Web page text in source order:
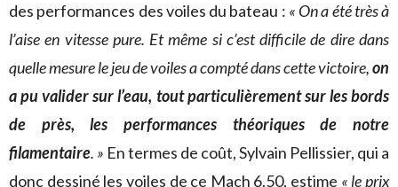
des performances des voiles du bateau : « On a été très à
l’aise en vitesse pure. Et même si c’est difficile de dire dans
quelle mesure le jeu de voiles a compté dans cette victoire,on
a pu valider sur l’eau, tout particulièrement sur les bords
de près, les performances théoriques de notre
filamentaire. » En termes de coût, Sylvain Pellissier, qui a
donc dessiné les voiles de ce Mach 6.50, estime « le prix